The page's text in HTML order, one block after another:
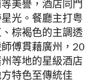
美譽，酒店同門
光。餐廳主打粤
棕褐色的主調透
傅貫藉廣州，20
等地的星級酒店
特色至傳統佳